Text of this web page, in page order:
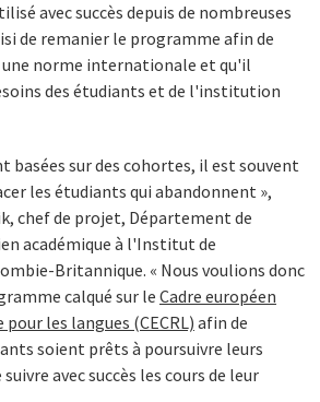
avec succès depuis de nombreuses
de remanier le programme afin de
norme internationale et qu'il
des étudiants et de l'institution
basées sur des cohortes, il est souvent
les étudiants qui abandonnent »,
chef de projet, Département de
académique à l'Institut de
Britannique. « Nous voulions donc
calqué sur le Cadre européen
les langues (CECRL) afin de
soient prêts à poursuivre leurs
avec succès les cours de leur